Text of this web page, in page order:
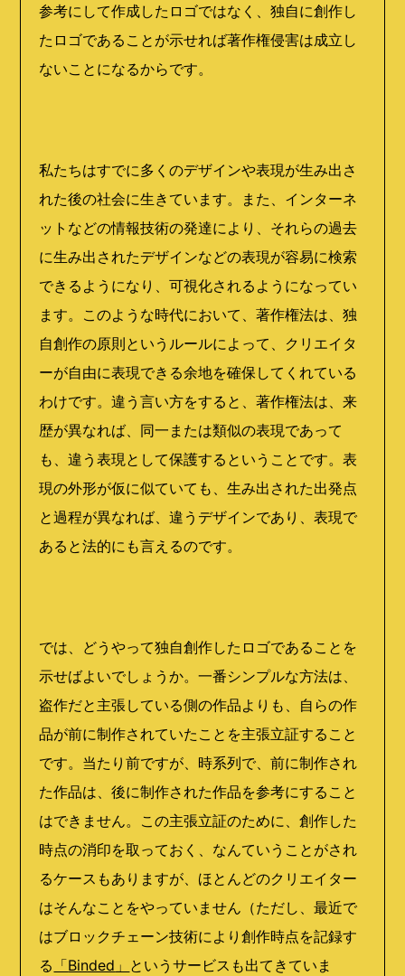
参考にして作成したロゴではなく、独自に創作し
たロゴであることが示せれば著作権侵害は成立し
ないことになるからです。
私たちはすでに多くのデザインや表現が生み出さ
れた後の社会に生きています。また、インターネ
ットなどの情報技術の発達により、それらの過去
に生み出されたデザインなどの表現が容易に検索
できるようになり、可視化されるようになってい
ます。このような時代において、著作権法は、独
自創作の原則というルールによって、クリエイタ
ーが自由に表現できる余地を確保してくれている
わけです。違う言い方をすると、著作権法は、来
歴が異なれば、同一または類似の表現であって
も、違う表現として保護するということです。表
現の外形が仮に似ていても、生み出された出発点
と過程が異なれば、違うデザインであり、表現で
あると法的にも言えるのです。
では、どうやって独自創作したロゴであることを
示せばよいでしょうか。一番シンプルな方法は、
盗作だと主張している側の作品よりも、自らの作
品が前に制作されていたことを主張立証すること
です。当たり前ですが、時系列で、前に制作され
た作品は、後に制作された作品を参考にすること
はできません。この主張立証のために、創作した
時点の消印を取っておく、なんていうことがされ
るケースもありますが、ほとんどのクリエイター
はそんなことをやっていません（ただし、最近で
はブロックチェーン技術により創作時点を記録す
る 「Binded 」 というサービスも出てきていま